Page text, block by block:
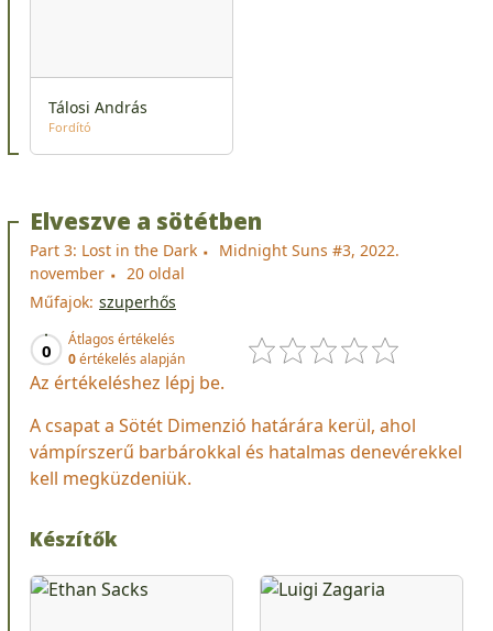
Tálosi András
Fordító
Elveszve a sötétben
Part 3: Lost in the Dark
Midnight Suns #3, 2022.
november
20 oldal
Műfajok: szuperhős
0
Átlagos értékelés
0értékelés alapján
Az értékeléshez lépj be.
A csapat a Sötét Dimenzió határára kerül, ahol
vámpírszerű barbárokkal és hatalmas denevérekkel
kell megküzdeniük.
Készítők